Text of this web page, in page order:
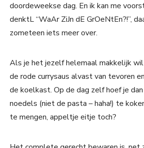
doordeweekse dag. En ik kan me
denktL “WaAr ZiJn dE GrOeNtEn?!”,
zometeen iets meer over.
Als je het jezelf helemaal makkelijk
de rode currysaus alvast van tevoren
de koelkast. Op de dag zelf hoef je
noedels (niet de pasta – haha!) te
te mengen, appeltje eitje toch?